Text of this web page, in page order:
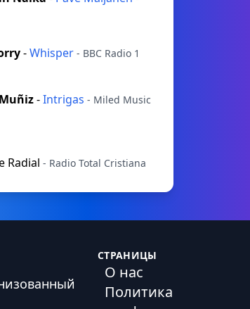
-Whisper - BBC Radio 1
-Intrigas - Miled Music
Radial - Radio Total Cristiana
СТРАНИЦЫ
О нас
Политика